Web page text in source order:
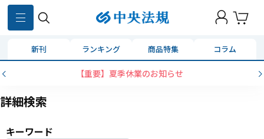
新刊 ランキング 商品特集 コラム
【重要】夏季休業のお知らせ
詳細検索
キーワード
859